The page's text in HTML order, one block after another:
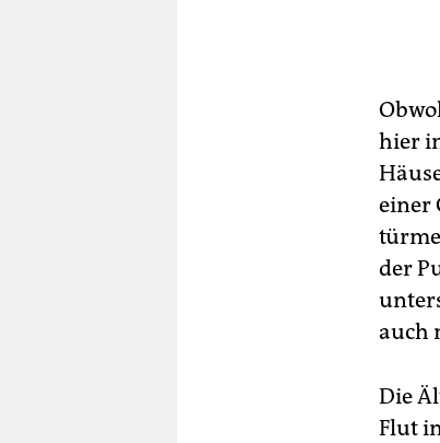
hier
einer
der
auch
Die
Flut